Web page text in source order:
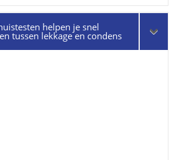
helpen je snel
tussen lekkage en condens